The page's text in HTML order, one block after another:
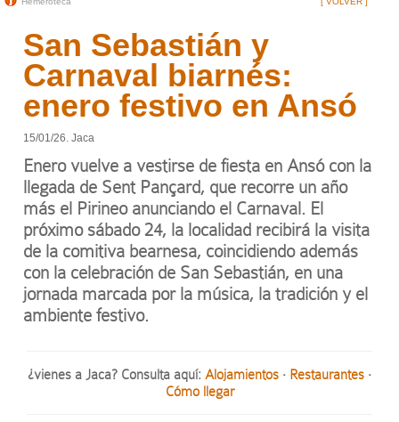
San Sebastián y
Carnaval biarnés:
enero festivo en Ansó
15/01/26. Jaca
Enero vuelve a vestirse de fiesta en Ansó con la
llegada de Sent Pançard, que recorre un año
más el Pirineo anunciando el Carnaval. El
próximo sábado 24, la localidad recibirá la visita
de la comitiva bearnesa, coincidiendo además
con la celebración de San Sebastián, en una
jornada marcada por la música, la tradición y el
ambiente festivo.
¿vienes a Jaca? Consulta aquí: Alojamientos · Restaurantes ·
Cómo llegar